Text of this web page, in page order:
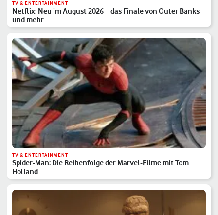
TV & ENTERTAINMENT
Netflix: Neu im August 2026 – das Finale von Outer Banks
und mehr
TV & ENTERTAINMENT
Spider-Man: Die Reihenfolge der Marvel-Filme mit Tom
Holland